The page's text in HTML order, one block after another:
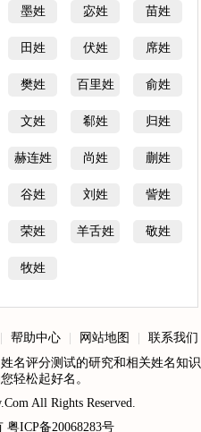
墨姓 宓姓 苗姓
田姓 伏姓 席姓
樊姓 百里姓 俞姓
文姓 郗姓 归姓
赫连姓 尚姓 蒯姓
谷姓 刘姓 訾姓
荣姓 羊舌姓 敬姓
牧姓
帮助中心 网站地图
联系我们
名评分测试的研究和相关姓名知识
轻松起好名。
All Rights Reserved.
粤ICP备20068283号